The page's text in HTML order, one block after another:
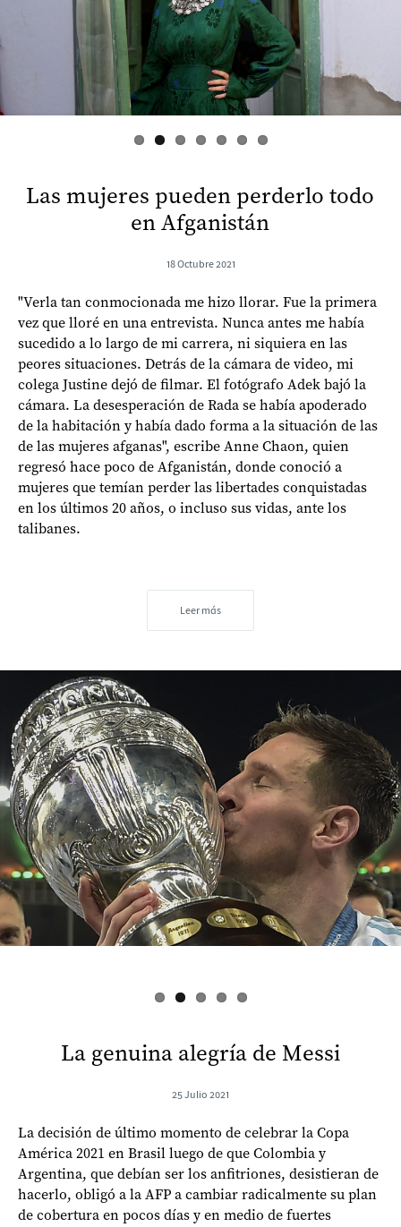
Las mujeres pueden perderlo todo
en Afganistán
18 Octubre 2021
"Verla tan conmocionada me hizo llorar. Fue la primera
vez que lloré en una entrevista. Nunca antes me había
sucedido a lo largo de mi carrera, ni siquiera en las
peores situaciones. Detrás de la cámara de video, mi
colega Justine dejó de filmar. El fotógrafo Adek bajó la
cámara. La desesperación de Rada se había apoderado
de la habitación y había dado forma a la situación de las
de las mujeres afganas", escribe Anne Chaon, quien
regresó hace poco de Afganistán, donde conoció a
mujeres que temían perder las libertades conquistadas
en los últimos 20 años, o incluso sus vidas, ante los
talibanes.
Leer más
La genuina alegría de Messi
25 Julio 2021
La decisión de último momento de celebrar la Copa
América 2021 en Brasil luego de que Colombia y
Argentina, que debían ser los anfitriones, desistieran de
hacerlo, obligó a la AFP a cambiar radicalmente su plan
de cobertura en pocos días y en medio de fuertes